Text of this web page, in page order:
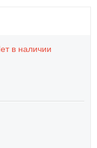
в наличии